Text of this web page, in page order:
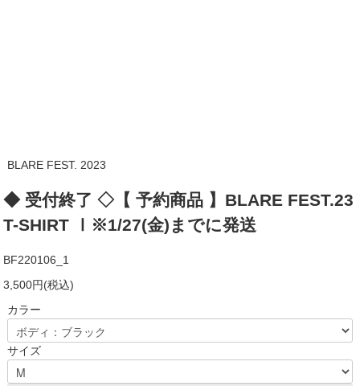
BLARE FEST. 2023
◆ 受付終了 ◇【 予約商品 】BLARE FEST.23
T-SHIRT Ⅰ※1/27(金)までに発送
BF220106_1
3,500円(税込)
カラー
サイズ